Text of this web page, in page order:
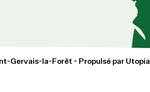
Gervais-la-Forêt - Propulsé par Utopia